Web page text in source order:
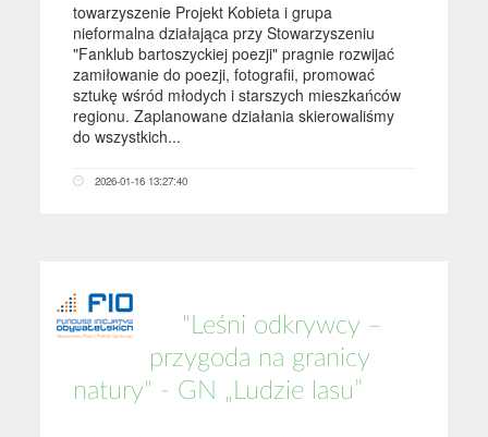
towarzyszenie Projekt Kobieta i grupa
nieformalna działająca przy Stowarzyszeniu
"Fanklub bartoszyckiej poezji" pragnie rozwijać
zamiłowanie do poezji, fotografii, promować
sztukę wśród młodych i starszych mieszkańców
regionu. Zaplanowane działania skierowaliśmy
do wszystkich...
2026-01-16 13:27:40
"Leśni odkrywcy –
przygoda na granicy
natury" - GN „Ludzie lasu”